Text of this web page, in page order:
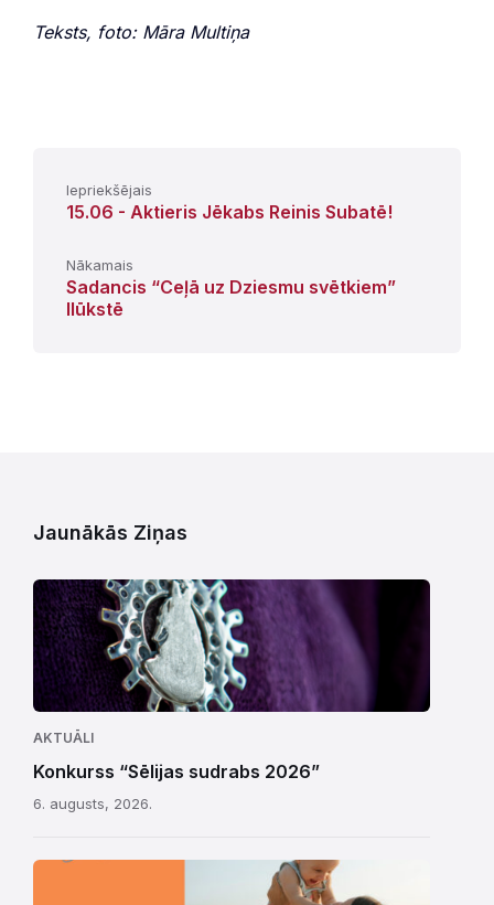
Teksts, foto: Māra Multiņa
Iepriekšējais
15.06 - Aktieris Jēkabs Reinis Subatē!
Nākamais
Sadancis “Ceļā uz Dziesmu svētkiem”
Ilūkstē
Jaunākās Ziņas
AKTUĀLI
Konkurss “Sēlijas sudrabs 2026”
6. augusts, 2026.